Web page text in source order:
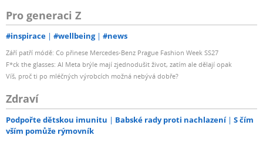
Pro generaci Z
#inspirace #wellbeing #news
Září patří módě: Co přinese Mercedes-Benz Prague Fashion Week SS27
F*ck the glasses: AI Meta brýle mají zjednodušit život, zatím ale dělají opak
Víš, proč ti po mléčných výrobcích možná nebývá dobře?
Zdraví
Podpořte dětskou imunitu Babské rady proti nachlazení
S čím
vším pomůže rýmovník